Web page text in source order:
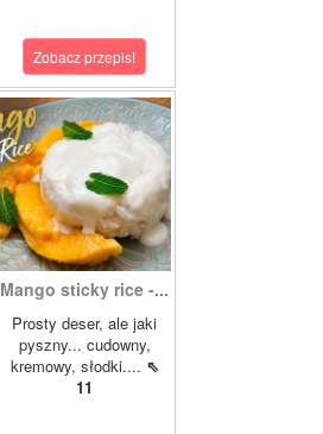
Zobacz przepis!
Mango sticky rice -...
Prosty deser, ale jaki
pyszny... cudowny,
kremowy, słodki.... ⇖
11